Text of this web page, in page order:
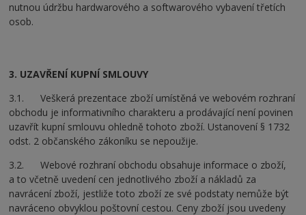
nutnou údržbu hardwarového a softwarového vybavení třetích
osob.
3. UZAVŘENÍ KUPNÍ SMLOUVY
3.1. Veškerá prezentace zboží umístěná ve webovém rozhraní
obchodu je informativního charakteru a prodávající není povinen
uzavřít kupní smlouvu ohledně tohoto zboží. Ustanovení § 1732
odst. 2 občanského zákoníku se nepoužije.
3.2. Webové rozhraní obchodu obsahuje informace o zboží,
a to včetně uvedení cen jednotlivého zboží a nákladů za
navrácení zboží, jestliže toto zboží ze své podstaty nemůže být
navráceno obvyklou poštovní cestou. Ceny zboží jsou uvedeny